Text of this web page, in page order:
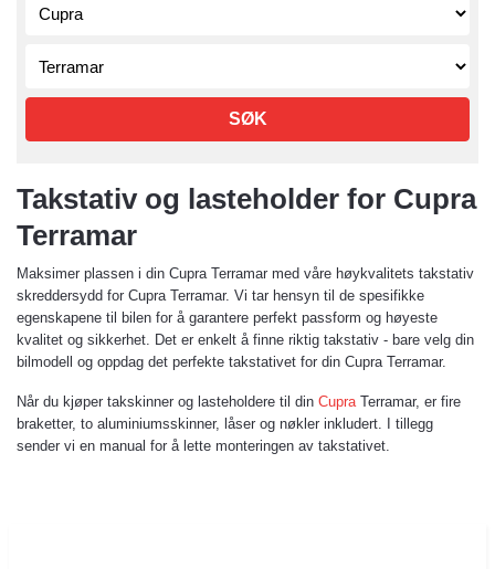
SØK
Takstativ og lasteholder for Cupra
Terramar
Maksimer plassen i din Cupra Terramar med våre høykvalitets takstativ
skreddersydd for Cupra Terramar. Vi tar hensyn til de spesifikke
egenskapene til bilen for å garantere perfekt passform og høyeste
kvalitet og sikkerhet. Det er enkelt å finne riktig takstativ - bare velg din
bilmodell og oppdag det perfekte takstativet for din Cupra Terramar.
Når du kjøper takskinner og lasteholdere til din Cupra Terramar, er fire
braketter, to aluminiumsskinner, låser og nøkler inkludert. I tillegg
sender vi en manual for å lette monteringen av takstativet.